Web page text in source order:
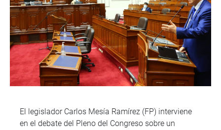
El legislador Carlos Mesía Ramírez (FP) interviene
en el debate del Pleno del Congreso sobre un